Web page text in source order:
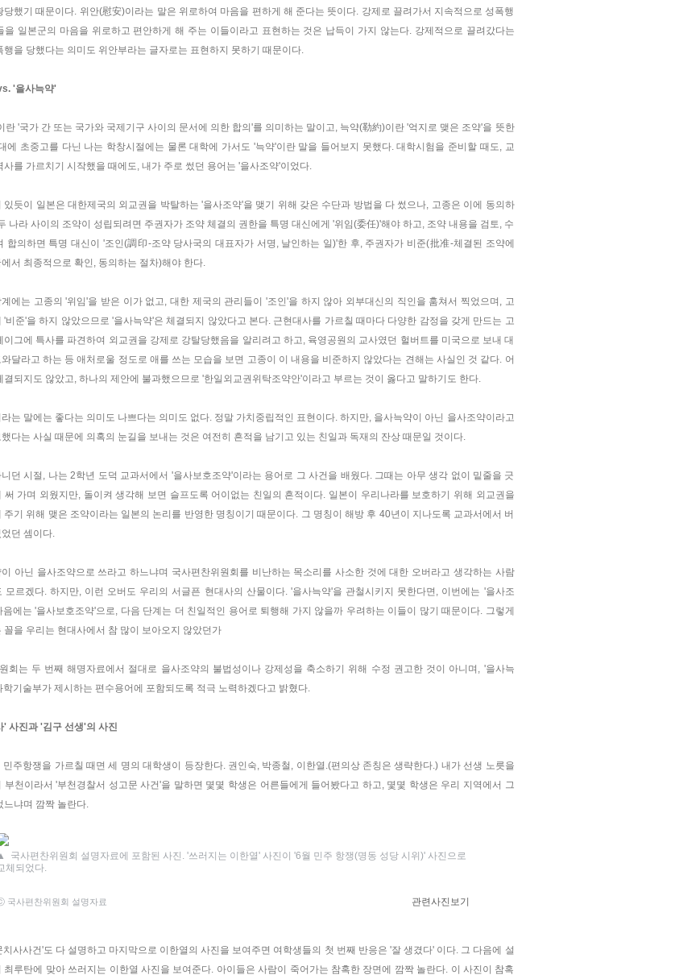
당했기 때문이다. 위안(慰安)이라는 말은 위로하여 마음을 편하게 해 준다는 뜻이다. 강제로 끌려가서 지속적으로 성폭행
을 일본군의 마음을 위로하고 편안하게 해 주는 이들이라고 표현하는 것은 납득이 가지 않는다. 강제적으로 끌려갔다는
행을 당했다는 의미도 위안부라는 글자로는 표현하지 못하기 때문이다.
'을사늑약'
란 '국가 간 또는 국가와 국제기구 사이의 문서에 의한 합의'를 의미하는 말이고, 늑약(勒約)이란 '억지로 맺은 조약'을 뜻한
에 초중고를 다닌 나는 학창시절에는 물론 대학에 가서도 '늑약'이란 말을 들어보지 못했다. 대학시험을 준비할 때도, 교
사를 가르치기 시작했을 때에도, 내가 주로 썼던 용어는 '을사조약'이었다.
있듯이 일본은 대한제국의 외교권을 박탈하는 '을사조약'을 맺기 위해 갖은 수단과 방법을 다 썼으나, 고종은 이에 동의하
나라 사이의 조약이 성립되려면 주권자가 조약 체결의 권한을 특명 대신에게 '위임(委任)'해야 하고, 조약 내용을 검토, 수
합의하면 특명 대신이 '조인(調印-조약 당사국의 대표자가 서명, 날인하는 일)'한 후, 주권자가 비준(批准-체결된 조약에
서 최종적으로 확인, 동의하는 절차)해야 한다.
계에는 고종의 '위임'을 받은 이가 없고, 대한 제국의 관리들이 '조인'을 하지 않아 외부대신의 직인을 훔쳐서 찍었으며, 고
'비준'을 하지 않았으므로 '을사늑약'은 체결되지 않았다고 본다. 근현대사를 가르칠 때마다 다양한 감정을 갖게 만드는 고
이그에 특사를 파견하여 외교권을 강제로 강탈당했음을 알리려고 하고, 육영공원의 교사였던 헐버트를 미국으로 보내 대
달라고 하는 등 애처로울 정도로 애를 쓰는 모습을 보면 고종이 이 내용을 비준하지 않았다는 견해는 사실인 것 같다. 어
결되지도 않았고, 하나의 제안에 불과했으므로 '한일외교권위탁조약안'이라고 부르는 것이 옳다고 말하기도 한다.
는 말에는 좋다는 의미도 나쁘다는 의미도 없다. 정말 가치중립적인 표현이다. 하지만, 을사늑약이 아닌 을사조약이라고
다는 사실 때문에 의혹의 눈길을 보내는 것은 여전히 흔적을 남기고 있는 친일과 독재의 잔상 때문일 것이다.
던 시절, 나는 2학년 도덕 교과서에서 '을사보호조약'이라는 용어로 그 사건을 배웠다. 그때는 아무 생각 없이 밑줄을 긋
써 가며 외웠지만, 돌이켜 생각해 보면 슬프도록 어이없는 친일의 흔적이다. 일본이 우리나라를 보호하기 위해 외교권을
주기 위해 맺은 조약이라는 일본의 논리를 반영한 명칭이기 때문이다. 그 명칭이 해방 후 40년이 지나도록 교과서에서 버
던 셈이다.
아닌 을사조약으로 쓰라고 하느냐며 국사편찬위원회를 비난하는 목소리를 사소한 것에 대한 오버라고 생각하는 사람
모르겠다. 하지만, 이런 오버도 우리의 서글픈 현대사의 산물이다. '을사늑약'을 관철시키지 못한다면, 이번에는 '을사조
음에는 '을사보호조약'으로, 다음 단계는 더 친일적인 용어로 퇴행해 가지 않을까 우려하는 이들이 많기 때문이다. 그렇게
꼴을 우리는 현대사에서 참 많이 보아오지 않았던가
회는 두 번째 해명자료에서 절대로 을사조약의 불법성이나 강제성을 축소하기 위해 수정 권고한 것이 아니며, '을사늑
학기술부가 제시하는 편수용어에 포함되도록 적극 노력하겠다고 밝혔다.
' 사진과 '김구 선생'의 사진
민주항쟁을 가르칠 때면 세 명의 대학생이 등장한다. 권인숙, 박종철, 이한열.(편의상 존칭은 생략한다.) 내가 선생 노릇을
부천이라서 '부천경찰서 성고문 사건'을 말하면 몇몇 학생은 어른들에게 들어봤다고 하고, 몇몇 학생은 우리 지역에서 그
느냐며 깜짝 놀란다.
국사편찬위원회 설명자료에 포함된 사진. '쓰러지는 이한열' 사진이 '6월 민주 항쟁(명동 성당 시위)' 사진으로
체되었다.
국사편찬위원회 설명자료 관련사진보기
치사사건'도 다 설명하고 마지막으로 이한열의 사진을 보여주면 여학생들의 첫 번째 반응은 '잘 생겼다' 이다. 그 다음에 설
최루탄에 맞아 쓰러지는 이한열 사진을 보여준다. 아이들은 사람이 죽어가는 참혹한 장면에 깜짝 놀란다. 이 사진이 참혹